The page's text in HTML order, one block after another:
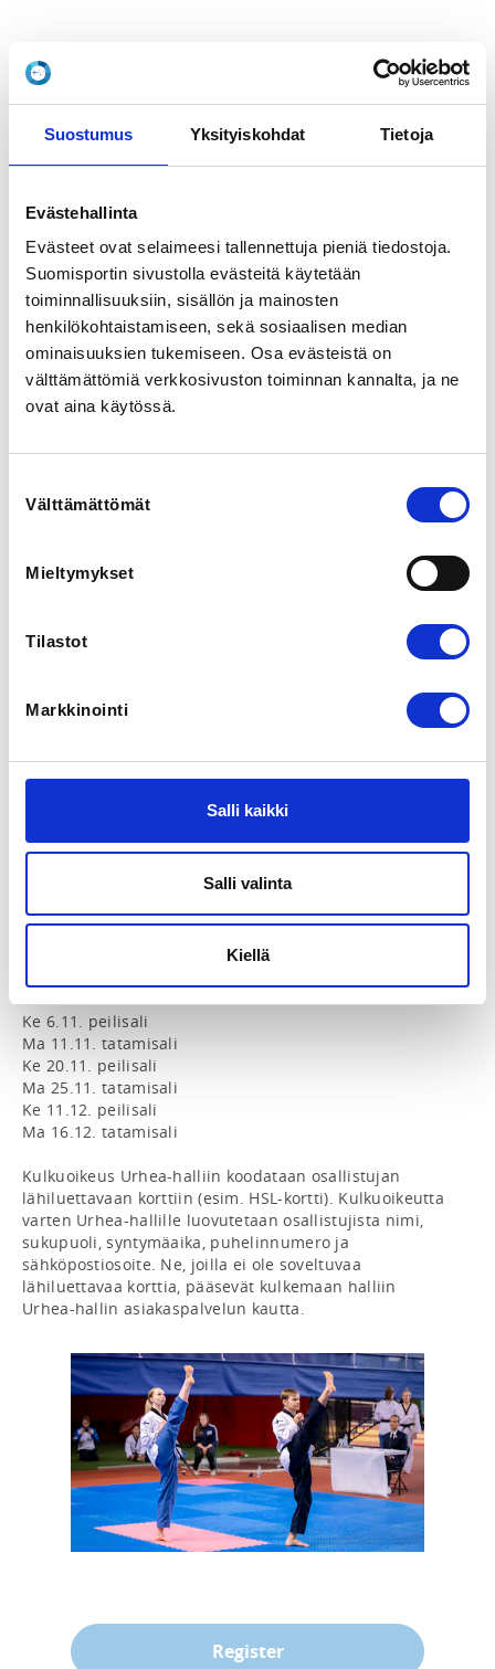
Suostumus Yksityiskohdat Tietoja
Evästehallinta
Evästeet ovat selaimeesi tallennettuja pieniä tiedostoja.
Suomisportin sivustolla evästeitä käytetään
toiminnallisuuksiin, sisällön ja mainosten
henkilökohtaistamiseen, sekä sosiaalisen median
ominaisuuksien tukemiseen. Osa evästeistä on
välttämättömiä verkkosivuston toiminnan kannalta, ja ne
ovat aina käytössä.
valinta
Välttämättömät
Mieltymykset
Tilastot
Markkinointi
Salli kaikki
Salli valinta
Kiellä
Yksi osallistumiskerta 15,00 €
ADDITIONAL INFORMATION
Essi Labart
0401393933
COACHS
Essi Labart
Syys-joulukuussa järjestetään Urhea-hallissa
Helsingissä päävalmentaja Essi Labartin
valmennuksessa liikesarjojen aamuharjoituksia.
Ilmoittautuminen tehdään vain kerran. Ensimmäinen
Kauden päätteeksi liitto laskuttaa lisäharjoituksista
osallistujan seuraa 15 €/harjoitus.
kaudeksi tai puolikkaaksi kaudeksi ilmoittautumiseen
Harjoitukset järjestetään Urhea-hallissa aamuisin 8.00-
9.30 seuraavan aikataulun mukaisesti:
Ke 11.9. peilisali
Ma 30.9. tatamisali
Ke 9.10. peilisali
Ma 28.10. tatamisali
Ke 6.11. peilisali
Ma 11.11. tatamisali
Ke 20.11. peilisali
Ma 25.11. tatamisali
Ke 11.12. peilisali
Ma 16.12. tatamisali
Kulkuoikeus Urhea-halliin koodataan osallistujan
lähiluettavaan korttiin (esim. HSL-kortti). Kulkuoikeutta
varten Urhea-hallille luovutetaan osallistujista nimi,
sukupuoli, syntymäaika, puhelinnumero ja
sähköpostiosoite. Ne, joilla ei ole soveltuvaa
lähiluettavaa korttia, pääsevät kulkemaan halliin
Register